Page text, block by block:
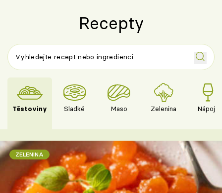
Recepty
Těstoviny Sladké Maso Zelenina Nápoje
ZELENINA